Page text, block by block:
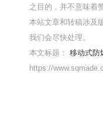
之目的，并不意味着
本站文章和转稿涉及
我们会尽快处理。
本文标题：移动式防
https://